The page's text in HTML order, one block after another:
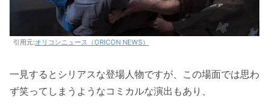
引用元:オリコンニュース（ORICON NEWS）
一見するとシリアスな登場人物ですが、この場面では思わ
ず笑ってしまうようなコミカルな演出もあり、